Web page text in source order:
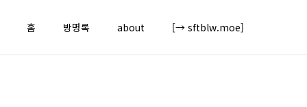
홈
방명록 about [→ sftblw.moe]